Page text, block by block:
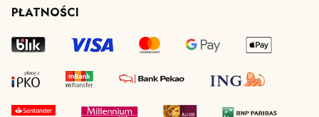
PŁATNOŚCI